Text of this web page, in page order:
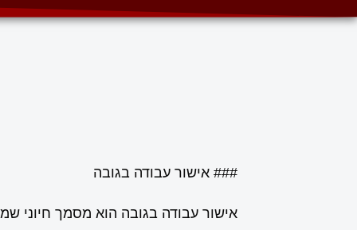
### אישור עבודה בגובה
אישור עבודה בגובה הוא מסמך חיוני